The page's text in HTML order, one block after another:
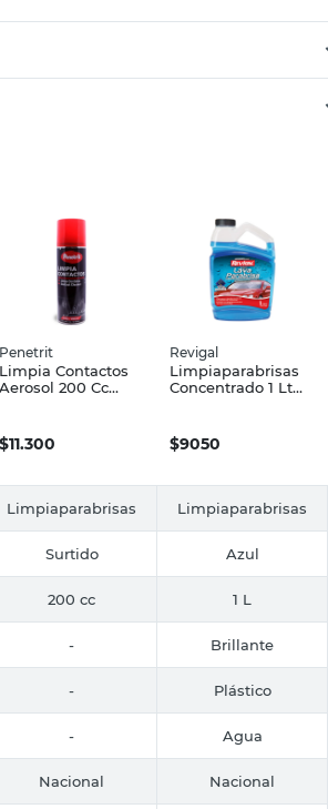
Penetrit
Limpia Contactos
Aerosol 200 Cc
$11.300
Revigal
Limpiaparabrisas
Concentrado 1 Lt
$9050
Limpiaparabrisas Limpiaparabrisas
Surtido Azul
200 cc 1 L
- Brillante
- Plástico
- Agua
Nacional Nacional